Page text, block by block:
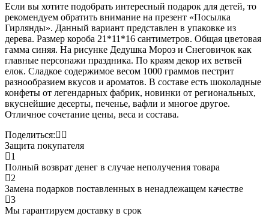
Если вы хотите подобрать интересный подарок для детей, то
рекомендуем обратить внимание на презент «Посылка
Гирлянды». Данный вариант представлен в упаковке из
дерева. Размер короба 21*11*16 сантиметров. Общая цветовая
гамма синяя. На рисунке Дедушка Мороз и Снеговичок как
главные персонажи праздника. По краям декор их ветвей
елок. Сладкое содержимое весом 1000 граммов пестрит
разнообразием вкусов и ароматов. В составе есть шоколадные
конфеты от легендарных фабрик, новинки от региональных,
вкуснейшие десерты, печенье, вафли и многое другое.
Отличное сочетание цены, веса и состава.
Поделиться:
Защита покупателя
1
Полный возврат денег в случае неполучения товара
2
Замена подарков поставленных в ненадлежащем качестве
3
Мы гарантируем доставку в срок